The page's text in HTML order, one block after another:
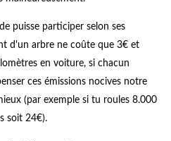
puisse participer selon ses
d'un arbre ne coûte que 3€ et
en voiture, si chacun
ces émissions nocives notre
(par exemple si tu roules 8.000
soit 24€).